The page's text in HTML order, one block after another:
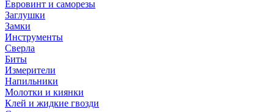
Евровинт и саморезы
Заглушки
Замки
Инструменты
Сверла
Биты
Измерители
Напильники
Молотки и киянки
Клей и жидкие гвозди